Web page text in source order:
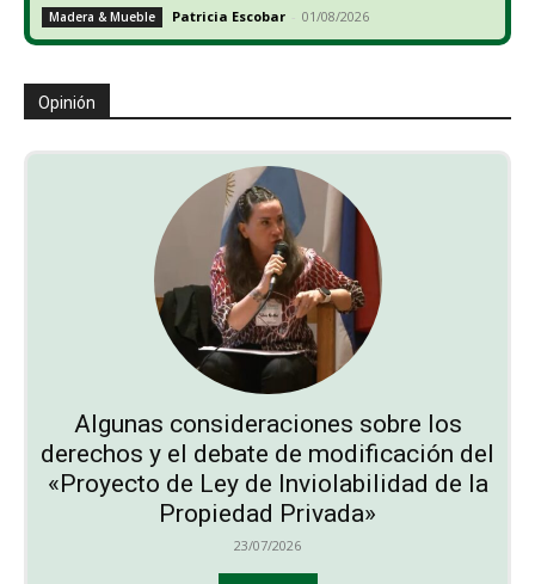
Madera & Mueble Patricia Escobar - 01/08/2026
Opinión
Algunas consideraciones sobre los
derechos y el debate de modificación del
«Proyecto de Ley de Inviolabilidad de la
Propiedad Privada»
23/07/2026